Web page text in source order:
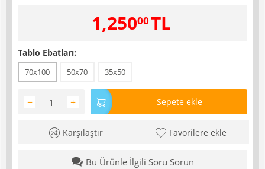
1,25000TL
Tablo Ebatları:
70x100 50x70 35x50
+
− Sepete ekle
Karşılaştır Favorilere ekle
Bu Ürünle İlgili Soru Sorun